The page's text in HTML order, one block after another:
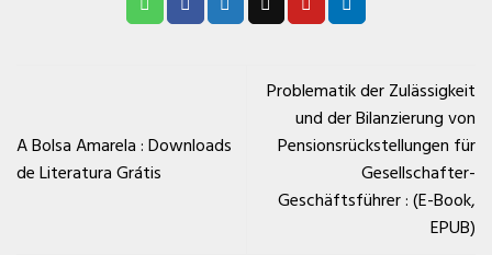
A Bolsa Amarela : Downloads
de Literatura Grátis
Problematik der Zulässigkeit
und der Bilanzierung von
Pensionsrückstellungen für
Gesellschafter-
Geschäftsführer : (E-Book,
EPUB)